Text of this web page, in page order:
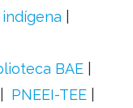
indígena
BAE
PNEEI-TEE